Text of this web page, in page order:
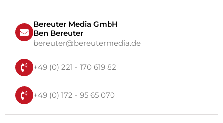
Bereuter Media GmbH
Ben Bereuter
bereuter@bereutermedia.de
+49 (0) 221 - 170 619 82
+49 (0) 172 - 95 65 070